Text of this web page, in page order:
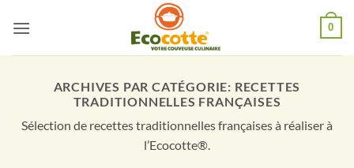
0
ARCHIVES PAR CATÉGORIE: RECETTES
TRADITIONNELLES FRANÇAISES
Sélection de recettes traditionnelles françaises à réaliser à
l’Ecocotte®.